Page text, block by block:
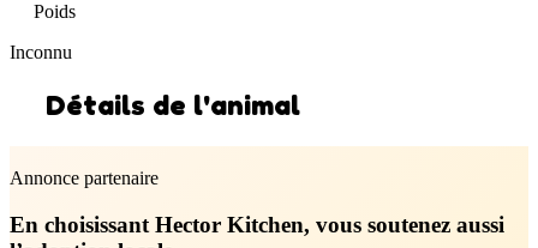
Poids
Inconnu
Détails de l'animal
Annonce partenaire
En choisissant Hector Kitchen, vous soutenez aussi